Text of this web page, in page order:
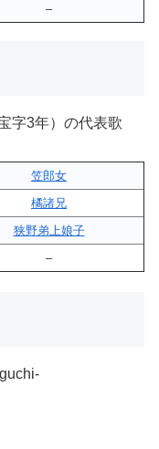
–
字3年）の代表歌
笠郎女
橘諸兄
狭野弟上娘子
–